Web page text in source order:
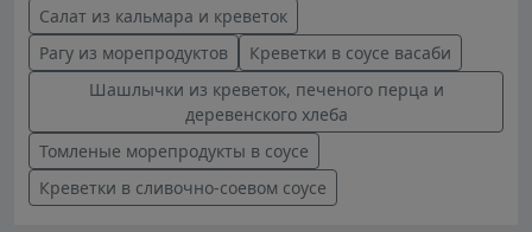
Салат из кальмара и креветок
Рагу из морепродуктов
Креветки в соусе васаби
Шашлычки из креветок, печеного перца и
деревенского хлеба
Томленые морепродукты в соусе
Креветки в сливочно-соевом соусе